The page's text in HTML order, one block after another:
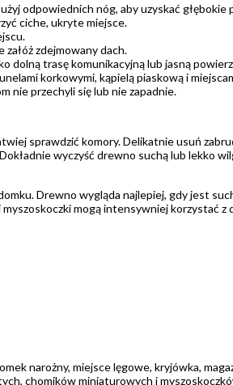
odpowiednich nóg, aby uzyskać głębokie
ciche, ukryte miejsce.
zdejmowany dach.
dolną trasę komunikacyjną lub jasną
korkowymi, kąpielą piaskową i
nie przechyli się lub nie zapadnie.
sprawdzić komory. Delikatnie usuń
wyczyść drewno suchą lub lekko
Drewno wygląda najlepiej, gdy jest
myszoskoczki mogą intensywniej korzystać
narożny, miejsce lęgowe, kryjówka,
chomików miniaturowych i